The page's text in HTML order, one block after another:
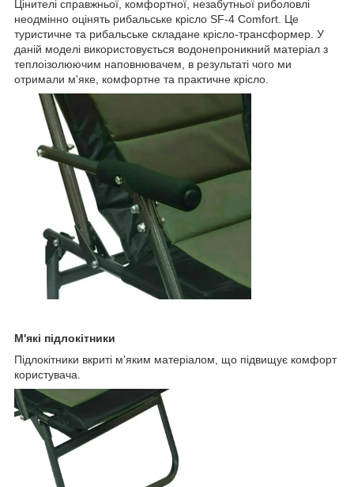
Цінителі справжньої, комфортної, незабутньої риболовлі
неодмінно оцінять рибальське крісло SF-4 Comfort. Це
туристичне та рибальське складане крісло-трансформер. У
даній моделі використовується водонепроникний матеріал з
теплоізолюючим наповнювачем, в результаті чого ми
отримали м'яке, комфортне та практичне крісло.
М'які підлокітники
Підлокітники вкриті м'яким матеріалом, що підвищує комфорт
користувача.